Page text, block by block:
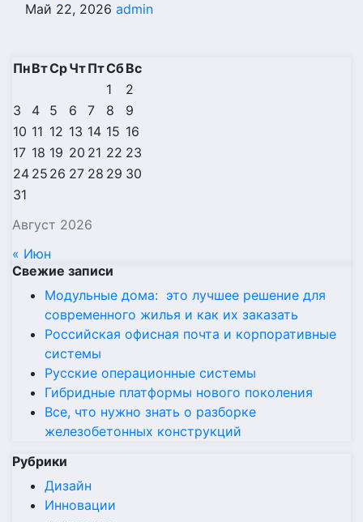
Май 22, 2026 admin
Август 2026
ПнВтСрЧтПтСбВс
1
2
3
4 5 6 7 8
9
10 11 12 13 14 15 16
17 18 19 20 21 22 23
24 25 26 27 28 29 30
31
« Июн
Свежие записи
Модульные дома: это лучшее решение для
современного жилья и как их заказать
Российская офисная почта и корпоративные
системы
Русские операционные системы
Гибридные платформы нового поколения
Все, что нужно знать о разборке
железобетонных конструкций
Рубрики
Дизайн
Инновации